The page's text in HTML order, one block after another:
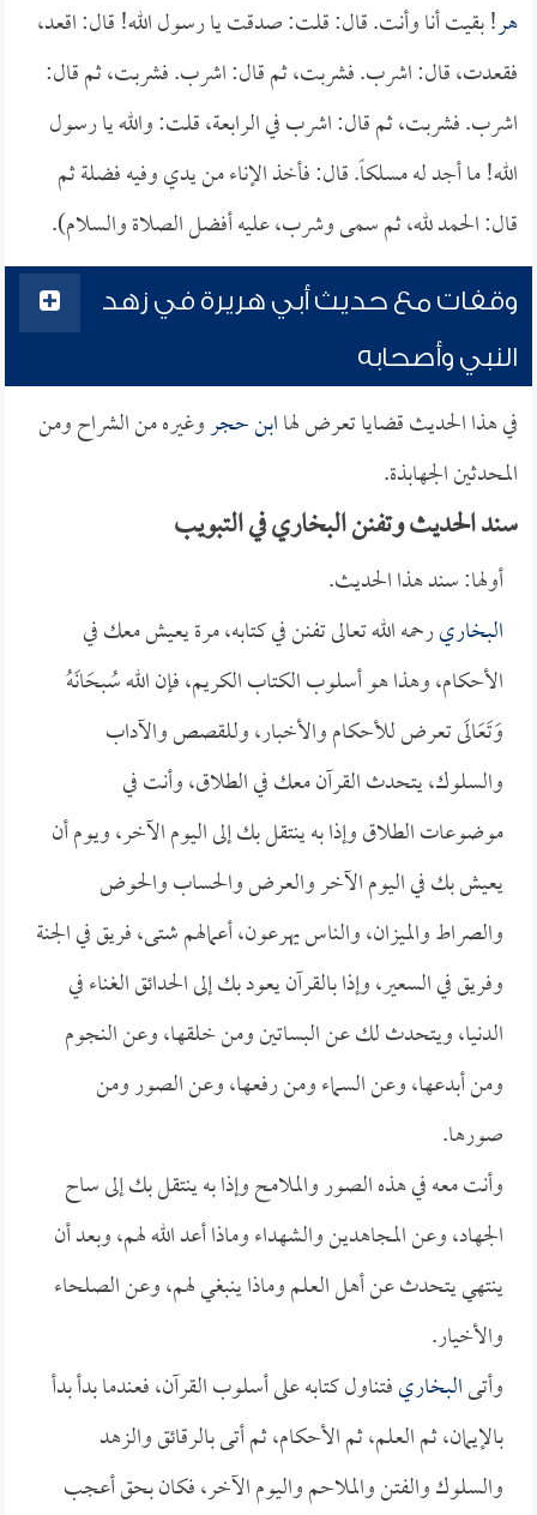
هر! بقيت أنا وأنت. قال: قلت: صدقت يا رسول الله! قال: اقعد،
فقعدت، قال: اشرب. فشربت، ثم قال: اشرب. فشربت، ثم قال:
اشرب. فشربت، ثم قال: اشرب في الرابعة، قلت: والله يا رسول
الله! ما أجد له مسلكاً. قال: فأخذ الإناء من يدي وفيه فضلة ثم
قال: الحمد لله، ثم سمى وشرب، عليه أفضل الصلاة والسلام).
وقفات مع حديث أبي هريرة في زهد
النبي وأصحابه
في هذا الحديث قضايا تعرض لهاابن حجروغيره من الشراح ومن
المحدثين الجهابذة.
سند الحديث وتفنن البخاري في التبويب
أولها: سند هذا الحديث.
البخاريرحمه الله تعالى تفنن في كتابه، مرة يعيش معك في
الأحكام، وهذا هو أسلوب الكتاب الكريم، فإن الله سُبحَانَهُ
وَتَعَالَى تعرض للأحكام والأخبار، وللقصص والآداب
والسلوك، يتحدث القرآن معك في الطلاق، وأنت في
موضوعات الطلاق وإذا به ينتقل بك إلى اليوم الآخر، ويوم أن
يعيش بك في اليوم الآخر والعرض والحساب والحوض
والصراط والميزان، والناس يهرعون، أعمالهم شتى، فريق في الجنة
وفريق في السعير، وإذا بالقرآن يعود بك إلى الحدائق الغناء في
الدنيا، ويتحدث لك عن البساتين ومن خلقها، وعن النجوم
ومن أبدعها، وعن السماء ومن رفعها، وعن الصور ومن
صورها.
وأنت معه في هذه الصور والملامح وإذا به ينتقل بك إلى ساح
الجهاد، وعن المجاهدين والشهداء وماذا أعد الله لهم، وبعد أن
ينتهي يتحدث عن أهل العلم وماذا ينبغي لهم، وعن الصلحاء
والأخيار.
وأتىالبخاريفتناول كتابه على أسلوب القرآن، فعندما بدأ بدأ
بالإيمان، ثم العلم، ثم الأحكام، ثم أتى بالرقائق والزهد
والسلوك والفتن والملاحم واليوم الآخر، فكان بحق أعجب